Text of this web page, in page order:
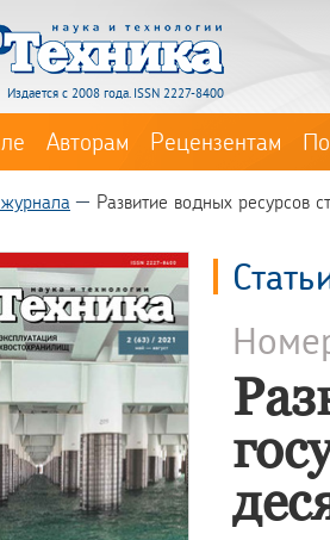
Издается с 2008 года. ISSN 2227-8400
Авторам Рецензентам
Развитие водных ресурсов